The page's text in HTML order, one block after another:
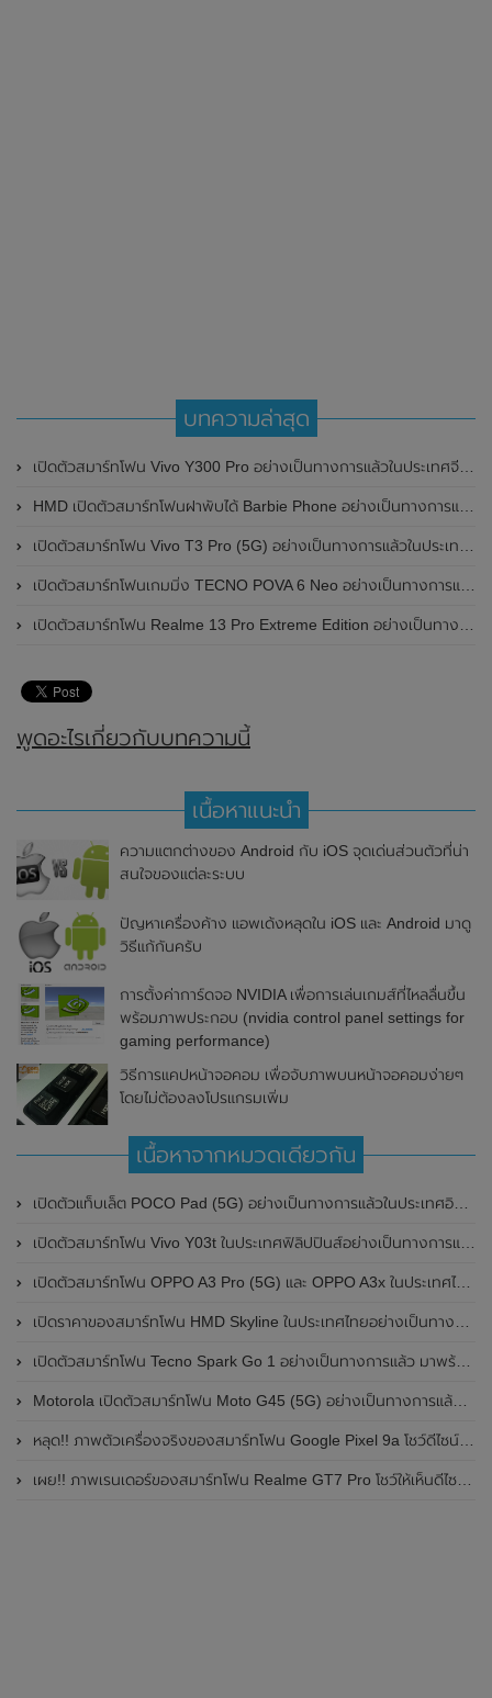
บทความล่าสุด
เปิดตัวสมาร์ทโฟน Vivo Y300 Pro อย่างเป็นทางการแล้วในประเทศจีน มาพร้อมดีไซน์พรีเมี่ยม ทนทาน และแบตเตอรี่สุดอึดขนาดใหญ่ 6,500mAh พร้อมรองรับการชาร์จไว 80W
HMD เปิดตัวสมาร์ทโฟนฝาพับได้ Barbie Phone อย่างเป็นทางการแล้ว มาพร้อมธีมสีชมพูสดใส
เปิดตัวสมาร์ทโฟน Vivo T3 Pro (5G) อย่างเป็นทางการแล้วในประเทศอินเดีย
เปิดตัวสมาร์ทโฟนเกมมิ่ง TECNO POVA 6 Neo อย่างเป็นทางการแล้วในประเทศไทย ในราคา 8,499 บาท
เปิดตัวสมาร์ทโฟน Realme 13 Pro Extreme Edition อย่างเป็นทางการแล้วในประเทศจีน
พูดอะไรเกี่ยวกับบทความนี้
เนื้อหาแนะนำ
ความแตกต่างของ Android กับ iOS จุดเด่นส่วนตัวที่น่า
สนใจของแต่ละระบบ
ปัญหาเครื่องค้าง แอพเด้งหลุดใน iOS และ Android มาดู
วิธีแก้กันครับ
การตั้งค่าการ์ดจอ NVIDIA เพื่อการเล่นเกมส์ที่ไหลลื่นขึ้น
พร้อมภาพประกอบ (nvidia control panel settings for
gaming performance)
วิธีการแคปหน้าจอคอม เพื่อจับภาพบนหน้าจอคอมง่ายๆ
โดยไม่ต้องลงโปรแกรมเพิ่ม
เนื้อหาจากหมวดเดียวกัน
เปิดตัวแท็บเล็ต POCO Pad (5G) อย่างเป็นทางการแล้วในประเทศอินเดีย มาพร้อมชิปเซ็ต Snapdragon 7s Gen 2 ของ Qualcomm และรองรับเครือข่าย 5G
เปิดตัวสมาร์ทโฟน Vivo Y03t ในประเทศฟิลิปปินส์อย่างเป็นทางการแล้ว มาพร้อมชิปเซ็ต Unisoc T612 , กล้องหลัง ความละเอียด 13MP , แบตเตอรี่ 5,000mAh และหน้าจอแสดงผล LCD / 90Hz
เปิดตัวสมาร์ทโฟน OPPO A3 Pro (5G) และ OPPO A3x ในประเทศไทยอย่างเป็นทางการแล้ว ในราคาเริ่มต้นเพียง 3,999 บาท
เปิดราคาของสมาร์ทโฟน HMD Skyline ในประเทศไทยอย่างเป็นทางการแล้ว ราคา 14,990 บาท
เปิดตัวสมาร์ทโฟน Tecno Spark Go 1 อย่างเป็นทางการแล้ว มาพร้อมหน้าจอแสดงผล LCD / 120Hz , แบตเตอรี่ 5,000mAh และใช้ชิปเซ็ต Unisoc
Motorola เปิดตัวสมาร์ทโฟน Moto G45 (5G) อย่างเป็นทางการแล้วในอินเดีย
หลุด!! ภาพตัวเครื่องจริงของสมาร์ทโฟน Google Pixel 9a โชว์ดีไซน์ใหม่ กล้องหลังแบนราบ ไม่มีกรอบของกล้องแล้ว
เผย!! ภาพเรนเดอร์ของสมาร์ทโฟน Realme GT7 Pro โชว์ให้เห็นดีไซน์ใหม่ พร้อมเผยรายละเอียดสเปกที่สำคัญบางส่วน